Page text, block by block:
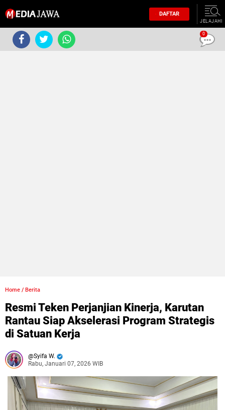
DAFTAR
JELAJAHI
Home / Berita
Resmi Teken Perjanjian Kinerja, Karutan
Rantau Siap Akselerasi Program Strategis
di Satuan Kerja
Syifa W.
Rabu, Januari 07, 2026 WIB
0